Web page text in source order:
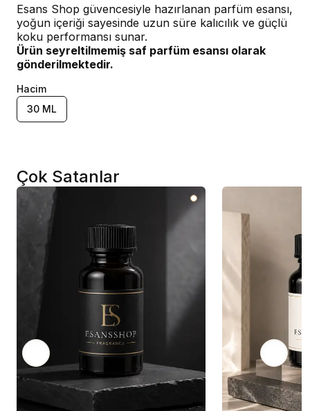
Esans Shop güvencesiyle hazırlanan parfüm esansı,
yoğun içeriği sayesinde uzun süre kalıcılık ve güçlü
koku performansı sunar.
Ürün seyreltilmemiş saf parfüm esansı olarak
gönderilmektedir.
Hacim
30 ML
Çok Satanlar